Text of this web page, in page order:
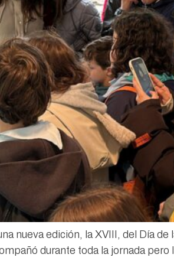
nueva edición, la XVIII, del Día
durante toda la jornada